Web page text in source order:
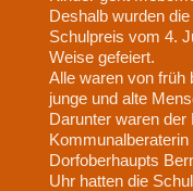
Deshalb wurden
Schulpreis vom 4.
Weise gefeiert.
Alle waren von früh
junge und alte
Darunter waren
Dorfoberhaupts
Uhr hatten die